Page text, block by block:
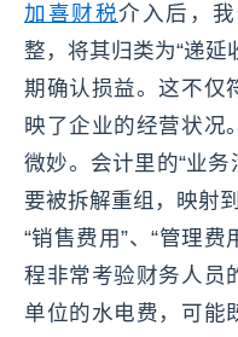
加喜财税介入后，
整，将其归类为“递延
期确认损益。这不仅
映了企业的经营状况
微妙。会计里的“业务
要被拆解重组，映射
“销售费用”、“管理费
程非常考验财务人员
单位的水电费，可能